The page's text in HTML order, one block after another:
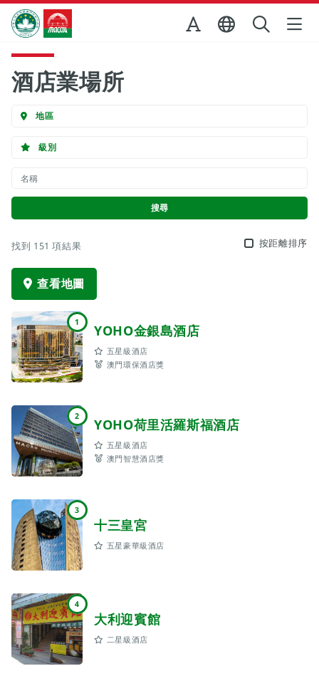
跳至主内容
澳門特別行政區政府旅遊局
酒店業場所
地區
級別
找到 151 項結果 按距離排序
查看地圖
1 YOHO金銀島酒店
五星級酒店
澳門環保酒店獎
2 YOHO荷里活羅斯福酒店
五星級酒店
澳門智慧酒店獎
3
十三皇宮
五星豪華級酒店
4
大利迎賓館
二星級酒店